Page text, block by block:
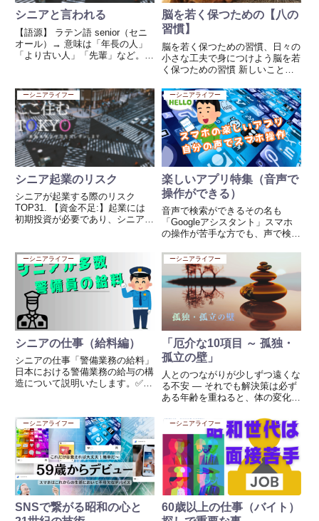
シニアと言われる
【語源】 ラテン語 senior（セニ
オール）→ 意味は「年長の人」
「より古い人」「先輩」など。こ
人」**に由来します。
（※「senate（元老院）」の語源
にもなっています）...
脳を若く保つための【八の
習慣】
脳を若く保つための習慣、日々の
小さな工夫で身につけよう脳を若
く保つための習慣 新しいことに
める- 絵を描いたり、料理の新し
いレシピに挑戦する- 異なるジャ
ンルの本や映画を楽しむ 規則正
しい生活リズムを保つ*...
ーシニアライフー
シニア起業のリスク
シニアが起業する際のリスク
TOP31. 【資金不足:】起業には
初期投資が必要であり、シニアの
しい場合があります。2. 【健康
問題:】シニアの健康状態は不確
実で、起業には多くのエネル...
ーシニアライフー
楽しいアプリ特集（音声で
操作ができる）
音声で検索ができるその名も
「Googleアシスタント」スマホ
の操作が苦手な方でも、声で検索
プリ。「今の天気は？」「今日の
ニュースは？」など話しかけるだ
けで情報を教えてくれます。
Androidとiphoneでは操...
ーシニアライフー
シニアの仕事（給料編）
シニアの仕事「警備業務の給料」
日本における警備業務の給与の構
造について説明いたします。✅
なっています： 発注者（依頼
主）例：建設会社、商業施設、イ
ベント運営者など 警備会社（元
請...
ーシニアライフー
「厄介な10項目 ～ 孤独・
孤立の壁」
人とのつながりが少しずつ遠くな
る不安 ― それでも解決策は必ず
ある年齢を重ねると、体の変化や
心に重くのしかかってくるものが
あります。それが、「孤独」と
「孤立」の問題です。若い頃や働
いていた頃は、意識しなくても
人...
ーシニアライフー
SNSで繋がる昭和の心と
ーシニアライフー
60歳以上の仕事（バイト）